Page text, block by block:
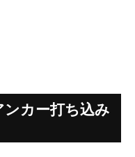
ンカー打ち込み